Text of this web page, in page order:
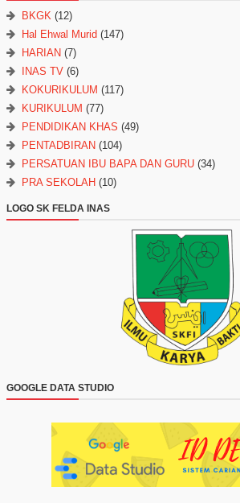
BKGK (12)
Hal Ehwal Murid (147)
HARIAN (7)
INAS TV (6)
KOKURIKULUM (117)
KURIKULUM (77)
PENDIDIKAN KHAS (49)
PENTADBIRAN (104)
PERSATUAN IBU BAPA DAN GURU (34)
PRA SEKOLAH (10)
LOGO SK FELDA INAS
GOOGLE DATA STUDIO